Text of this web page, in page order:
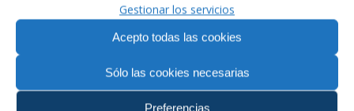
Gestionar los servicios
Acepto todas las cookies
Sólo las cookies necesarias
Preferencias
las estructuras federativas a través de la
gobernanza y la necesidad de sustituir el actual marco
Por su parte, los grupos políticos coincidieron en la